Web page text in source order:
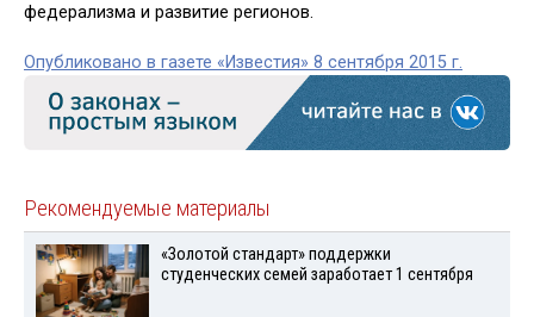
федерализма и развитие регионов.
Опубликовано в газете «Известия» 8 сентября 2015 г.
Рекомендуемые материалы
«Золотой стандарт» поддержки
студенческих семей заработает 1 сентября